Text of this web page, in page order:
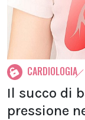
CARDIOLOGIA
Il succo di
pressione